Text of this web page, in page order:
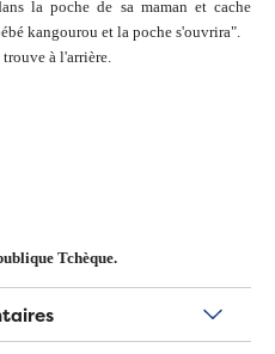
la poche de sa maman et cache
kangourou et la poche s'ouvrira".
à l'arrière.
Tchèque.